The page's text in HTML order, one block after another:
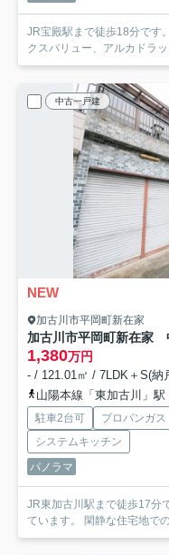
JR宝殿駅まで徒歩18分です
クスバリュー、アルカドラ
中古一戸建
NEW
加古川市平岡町新在家
加古川市平岡町新在家
1,380万円
- / 121.01㎡ / 7LDK＋S(納
山陽本線「東加古川」駅
駐車2台可 プロパンガス
システムキッチン
パノラマ
JR東加古川駅まで徒歩17分
ています。 閑静な住宅地で